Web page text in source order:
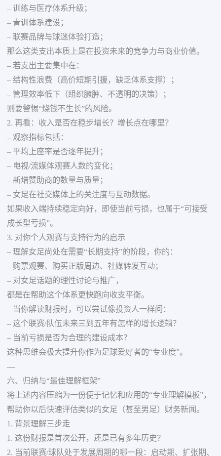
– 训练与医疗体系升级；
– 青训体系建设；
– 联赛品牌与球迷体验打造；
那么这类支出本质上是在投资未来的竞争力与商业价值。
– 若支出主要集中在：
– 结构性浪费（高价短期引援，缺乏体系支撑）；
– 管理效率低下（组织臃肿、不透明的决策）；
则要警惕“烧钱不生长”的风险。
2. 再看：收入是否在稳步增长？增长点在哪里？
– 观察指标包括：
– 平均上座率是否逐年提升；
– 电视/流媒体观赛人数的变化；
– 新增赞助商的数量与质量；
– 女足在社交媒体上的关注度与互动数据。
如果收入端持续稳定向好，即使当前亏损，也属于“可接受
成长型亏损”。
3. 对你个人观赛与支持行为的启示
– 理解女足尚处在需要“长期支持”的阶段，你的：
– 购票观赛、购买正版周边、社媒转发互动；
– 对女足话题的理性讨论与推广，
都是在帮助这个体系更快跑向收支平衡。
– 当你解读财报时，可以尝试像投资人一样问：
– 这个联赛/队伍未来三到五年有怎样的增长逻辑？
– 当前亏损是否为合理的建设成本？
这种思维会极大提升你作为足球爱好者的“专业度”。
—
六、归纳与“最佳理解框架”
将上述内容压缩为一份便于记忆和应用的“专业理解模板”，
帮助你以后快速评估类似的女足（甚至男足）财务新闻。
1. 背景理解三步走
1. 这份财报是首次公开，还是已有多年历史？
2. 当前联赛/球队处于发展周期的哪一段：启动期、扩张期、